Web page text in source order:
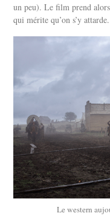
un peu). Le film prend
qui mérite qu’on s’y attarde.
Le western